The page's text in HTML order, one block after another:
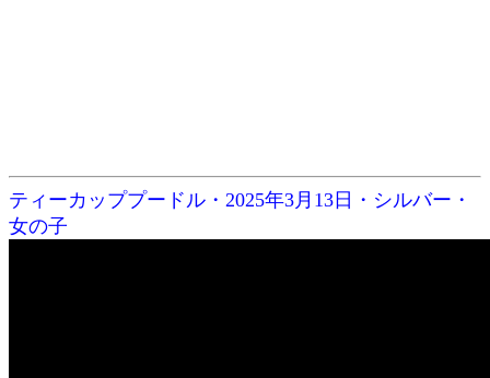
ティーカッププードル・2025年3月13日・シルバー・
女の子